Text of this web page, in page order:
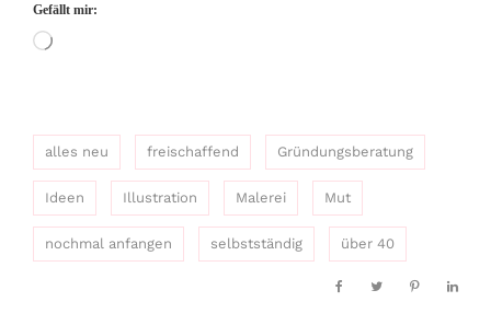
Gefällt mir:
Wird
alles neu freischaffend Gründungsberatung
Ideen Illustration Malerei Mut
nochmal anfangen selbstständig über 40